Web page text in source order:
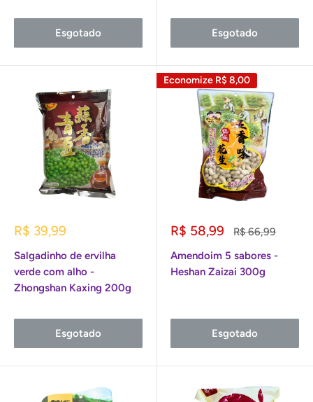
Esgotado Esgotado
Preço
R$ 39,99
Salgadinho de ervilha
verde com alho -
Zhongshan Kaxing 200g
Esgotado
Economize R$ 8,00
Preço
R$ 58,99
Preço
R$ 66,99
Amendoim 5 sabores -
Heshan Zaizai 300g
Esgotado